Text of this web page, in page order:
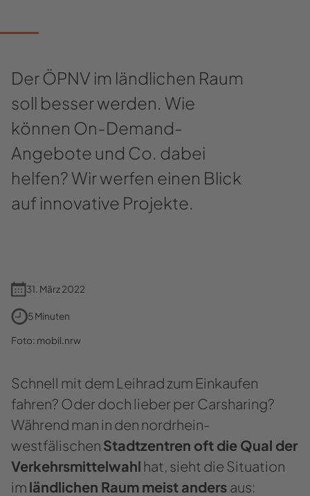
Der ÖPNV im ländlichen Raum
soll besser werden. Wie
können On-Demand-
Angebote und Co. dabei
helfen? Wir werfen einen Blick
auf innovative Projekte.
31. März 2022
5 Minuten
Foto: mobil.nrw
Schnell mit dem Leihrad zum Einkaufen
fahren? Oder doch lieber per Carsharing?
Während man in den nordrhein-
westfälischen Stadtzentren oft die Qual der
Verkehrsmittelwahl hat, sieht die Situation
im ländlichen Raum meist anders aus: